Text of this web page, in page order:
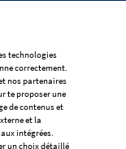
technologies
correctement.
nos partenaires
te proposer une
de contenus et
et la
intégrées.
un choix détaillé